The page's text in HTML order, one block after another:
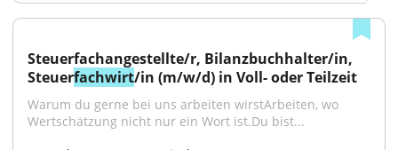
Steuerfachangestellte/r, Bilanzbuchhalter/in,
Steuerfachwirt/in (m/w/d) in Voll- oder Teilzeit
Warum du gerne bei uns arbeiten wirstArbeiten, wo
Wertschätzung nicht nur ein Wort ist.Du bist...